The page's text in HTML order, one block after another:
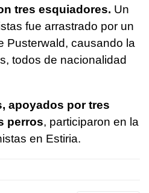
tres esquiadores. Un
fue arrastrado por un
Pusterwald, causando la
todos de nacionalidad
apoyados por tres
perros, participaron en la
en Estiria.